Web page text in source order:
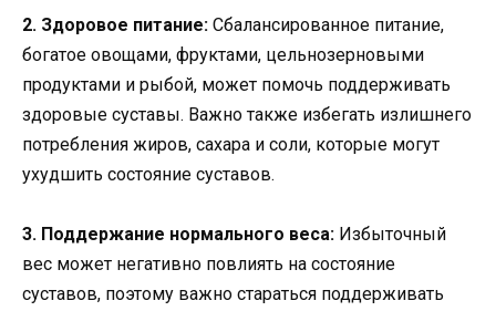
2. Здоровое питание: Сбалансированное питание,
богатое овощами, фруктами, цельнозерновыми
продуктами и рыбой, может помочь поддерживать
здоровые суставы. Важно также избегать излишнего
потребления жиров, сахара и соли, которые могут
ухудшить состояние суставов.
3. Поддержание нормального веса: Избыточный
вес может негативно повлиять на состояние
суставов, поэтому важно стараться поддерживать